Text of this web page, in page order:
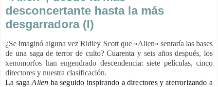
desconcertante hasta la más
desgarradora (I)
¿Se imaginó alguna vez Ridley Scott que «Alien» sentaría las bases
de una saga de terror de culto? Cuarenta y seis años después, los
xenomorfos han engendrado descendencia: siete películas, cinco
directores y nuestra clasificación.
La sagaAlien ha seguido inspirando a directores y aterrorizando a